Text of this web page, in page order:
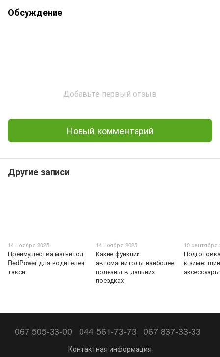
Обсуждение
Добавьте первый отзыв
Новый комментарий
Другие записи
14 ноября 2025
Преимущества магнитол
RedPower для водителей
такси
14 ноября 2025
Какие функции
автомагнитолы наиболее
полезны в дальних
поездках
10 сентября
к зиме:
аксессуары
067 505-33-00 044 561-73-73 067 837-33-33
Контактная информация